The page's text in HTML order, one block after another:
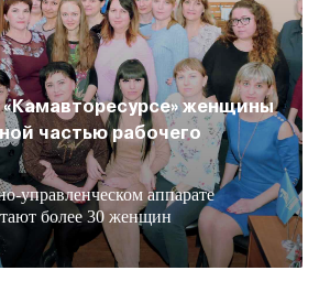
женщины
частью рабочего
управленческом аппарате
более 30 женщин